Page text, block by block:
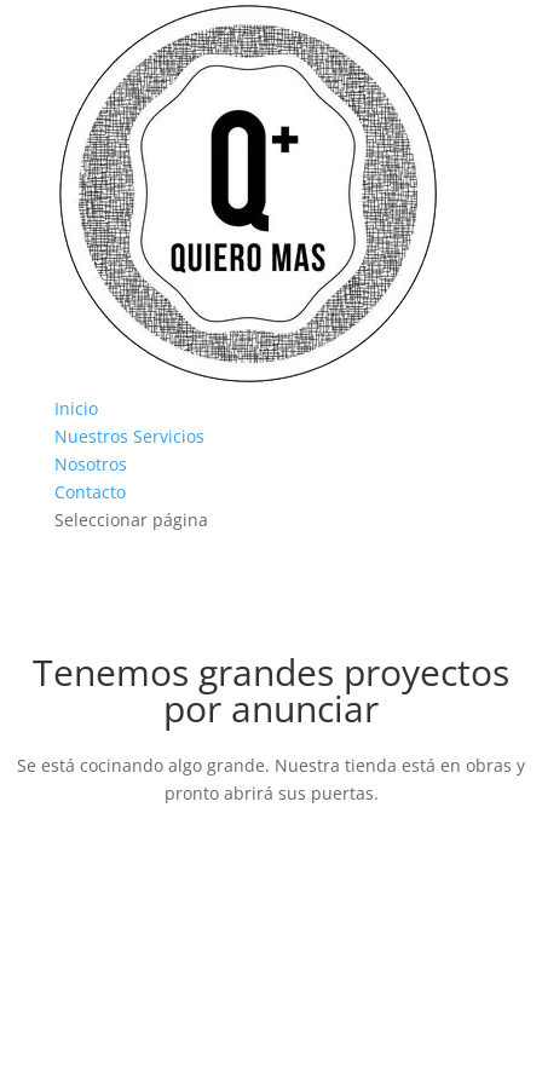
Inicio
Nuestros Servicios
Nosotros
Contacto
Seleccionar página
Tenemos grandes proyectos
por anunciar
Se está cocinando algo grande. Nuestra tienda está en obras y
pronto abrirá sus puertas.